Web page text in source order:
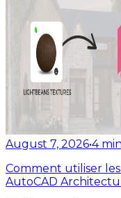
August 7, 2026•4
Comment utiliser
AutoCAD